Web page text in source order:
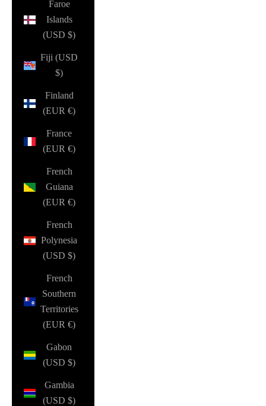
Faroe
Islands
(USD $)
Fiji (USD
$)
Finland
(EUR €)
France
(EUR €)
French
Guiana
(EUR €)
French
Polynesia
(USD $)
French
Southern
Territories
(EUR €)
Gabon
(USD $)
Gambia
(USD $)